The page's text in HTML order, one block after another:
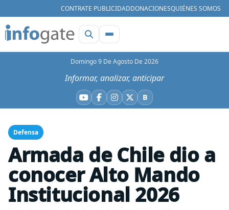
CONTRATE PUBLICIDADDONACIONESQUIÉNES SOMOS
Domingo 9 De Agosto De 2026
Informar, analizar, anticipar
YouTube
Facebook
Instagram
X BBluesky
Defensa
Armada de Chile dio a
conocer Alto Mando
Institucional 2026